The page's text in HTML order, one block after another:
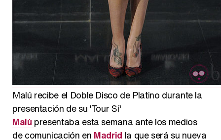
Malú recibe el Doble Disco de Platino durante la
presentación de su 'Tour Sí'
Malú presentaba esta semana ante los medios
de comunicación en Madrid la que será su nueva